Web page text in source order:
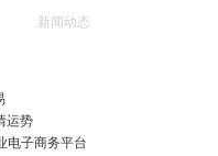
新闻动态
运势
电子商务平台